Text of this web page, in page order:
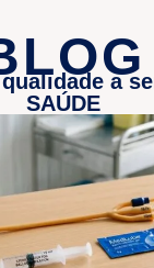
a
SAÚDE